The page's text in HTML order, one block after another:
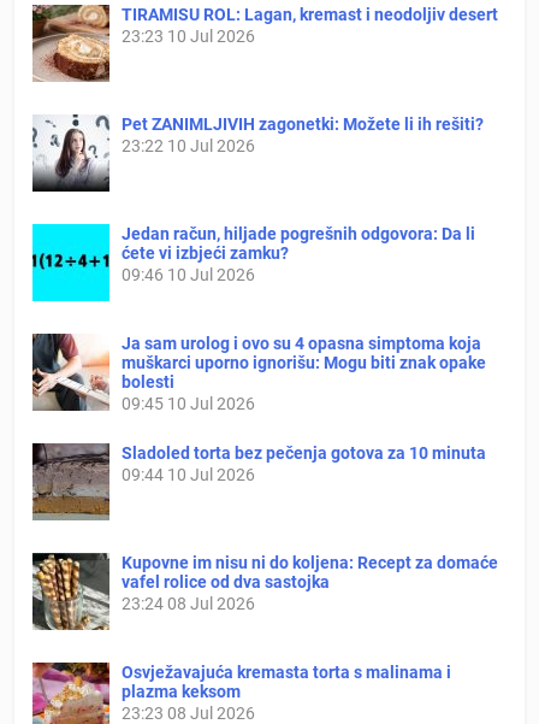
TIRAMISU ROL: Lagan, kremast i neodoljiv desert
23:23 10 Jul 2026
Pet ZANIMLJIVIH zagonetki: Možete li ih rešiti?
23:22 10 Jul 2026
Jedan račun, hiljade pogrešnih odgovora: Da li
ćete vi izbjeći zamku?
09:46 10 Jul 2026
Ja sam urolog i ovo su 4 opasna simptoma koja
muškarci uporno ignorišu: Mogu biti znak opake
bolesti
09:45 10 Jul 2026
Sladoled torta bez pečenja gotova za 10 minuta
09:44 10 Jul 2026
Kupovne im nisu ni do koljena: Recept za domaće
vafel rolice od dva sastojka
23:2408 Jul 2026
Osvježavajuća kremasta torta s malinama i
plazma keksom
23:23 08 Jul 2026